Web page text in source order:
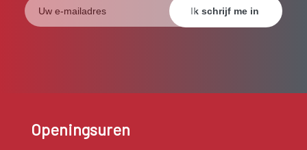
Openingsuren